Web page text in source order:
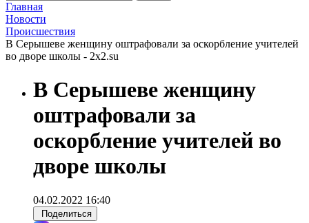
Главная
Новости
Проиcшествия
В Серышеве женщину оштрафовали за оскорбление учителей
во дворе школы - 2x2.su
В Серышеве женщину
оштрафовали за
оскорбление учителей во
дворе школы
04.02.2022 16:40
Поделиться